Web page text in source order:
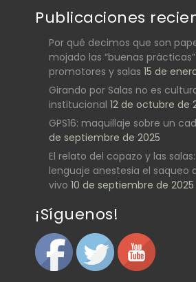
Publicaciones
Por qué decimos que son
mojado las “buenas
promotores y salas 15 de
Girando por Salas no es
institucional 12 de octubre de
GPS16: maquillaje sobre un
de septiembre de 2025
El relato del copazo y las
lenguaje anestesia el saqueo
vivo 10 de septiembre de 2025
¡Síguenos!